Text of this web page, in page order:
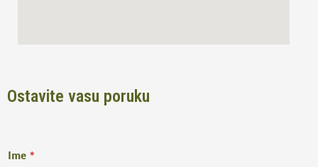
Ostavite vasu poruku
Ime *